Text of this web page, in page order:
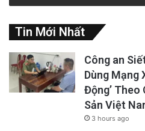
Tin Mới Nhất
Công an
Dùng Mạng
Động’ Theo
Sản Việt
3 hours ago